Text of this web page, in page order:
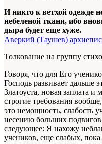
И никто к ветхой одежде
небеленой ткани, ибо
дыра будет еще хуже.
Аверкий (Таушев)
Толкование на группу
Говоря, что для Его
Господь развивает дальше
Златоуста, новая заплата и
строгие требования
это немощность, слабость
несению больших
следующее: Я нахожу
учеников, еще слабых,